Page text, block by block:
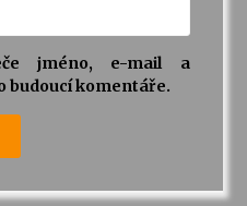
jméno, e-mail a
budoucí komentáře.